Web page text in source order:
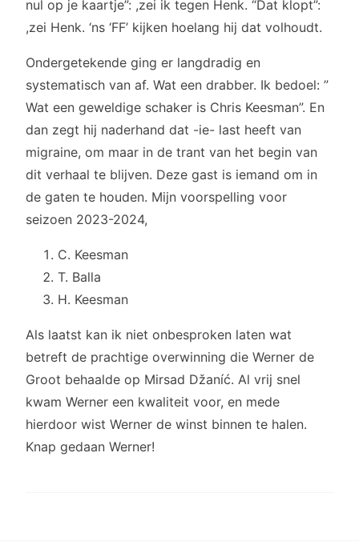
nul op je kaartje”: ,zei ik tegen Henk. “Dat klopt”:
,zei Henk. ‘ns ‘FF’ kijken hoelang hij dat volhoudt.
Ondergetekende ging er langdradig en
systematisch van af. Wat een drabber. Ik bedoel: ”
Wat een geweldige schaker is Chris Keesman”. En
dan zegt hij naderhand dat -ie- last heeft van
migraine, om maar in de trant van het begin van
dit verhaal te blijven. Deze gast is iemand om in
de gaten te houden. Mijn voorspelling voor
seizoen 2023-2024,
C. Keesman
T. Balla
H. Keesman
Als laatst kan ik niet onbesproken laten wat
betreft de prachtige overwinning die Werner de
Groot behaalde op Mirsad Džaníć. Al vrij snel
kwam Werner een kwaliteit voor, en mede
hierdoor wist Werner de winst binnen te halen.
Knap gedaan Werner!